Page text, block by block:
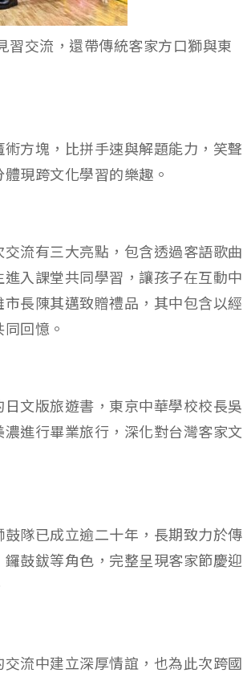
習交流，還帶傳統客家方口獅與東
方塊，比拼手速與解題能力，笑聲
現跨文化學習的樂趣。
流有三大亮點，包含透過客語歌曲
入課堂共同學習，讓孩子在互動中
長陳其邁致贈禮品，其中包含以經
回憶。
文版旅遊書，東京中華學校校長吳
進行畢業旅行，深化對台灣客家文
隊已成立逾二十年，長期致力於傳
鼓鈸等角色，完整呈現客家節慶迎
流中建立深厚情誼，也為此次跨國